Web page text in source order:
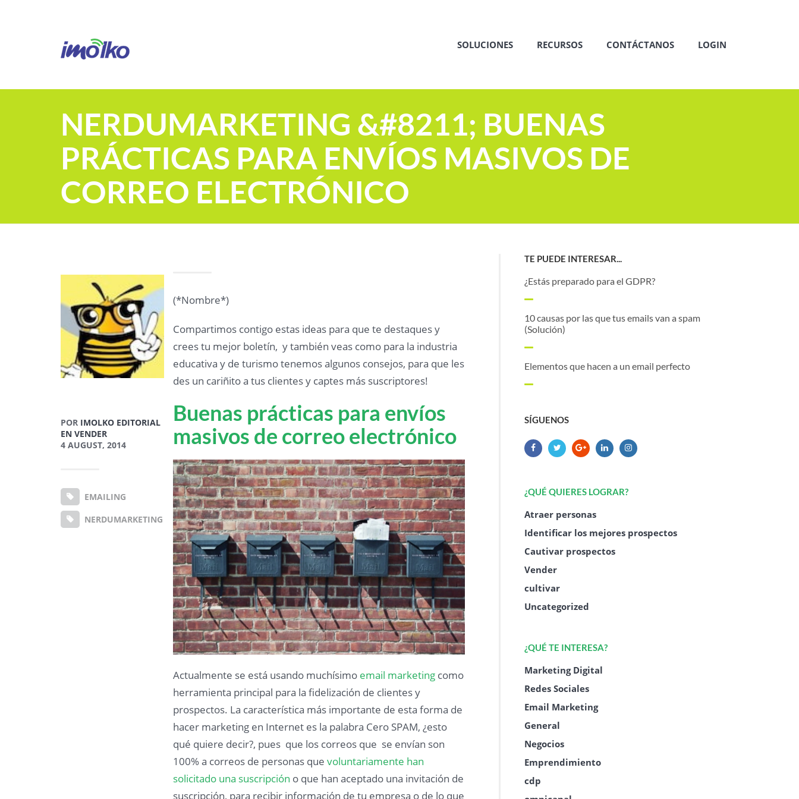
SOLUCIONES RECURSOS CONTÁCTANOS LOGIN
NERDUMARKETING &#8211; BUENAS
PRÁCTICAS PARA ENVÍOS MASIVOS DE
CORREO ELECTRÓNICO
POR IMOLKO EDITORIAL
EN VENDER
4 AUGUST, 2014
EMAILING
NERDUMARKETING
(*Nombre*)
Compartimos contigo estas ideas para que te destaques y
crees tu mejor boletín, y también veas como para la industria
educativa y de turismo tenemos algunos consejos, para que les
des un cariñito a tus clientes y captes más suscriptores!
Buenas prácticas para envíos
masivos de correo electrónico
Actualmente se está usando muchísimo email marketingcomo
herramienta principal para la fidelización de clientes y
prospectos. La característica más importante de esta forma de
hacer marketing en Internet es la palabra Cero SPAM, ¿esto
qué quiere decir?, pues que los correos que se envían son
100% a correos de personas que voluntariamente han
solicitado una suscripción o que han aceptado una invitación de
suscripción, para recibir información de tu empresa o de lo que
TE PUEDE INTERESAR...
¿Estás preparado para el GDPR?
10 causas por las que tus emails van a spam
(Solución)
Elementos que hacen a un email perfecto
SÍGUENOS
¿QUÉ QUIERES LOGRAR?
Atraer personas
Identificar los mejores prospectos
Cautivar prospectos
Vender
cultivar
Uncategorized
¿QUÉ TE INTERESA?
Marketing Digital
Redes Sociales
Email Marketing
General
Negocios
Emprendimiento
cdp